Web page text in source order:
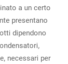
a un certo
presentano
dipendono
necessari per